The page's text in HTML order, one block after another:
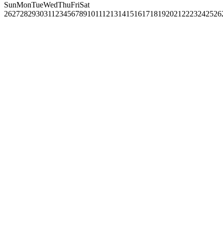
SunMonTueWedThuFriSat
2627282930311 23456789101112131415161718192021 2223242526